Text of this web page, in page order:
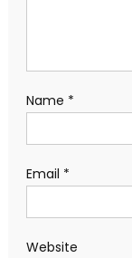
Name *
Email *
Website